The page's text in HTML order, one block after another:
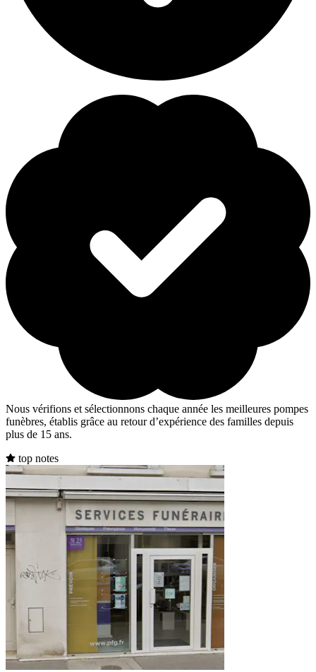
Nous vérifions et sélectionnons chaque année les meilleures pompes
funèbres, établis grâce au retour d’expérience des familles depuis
plus de 15 ans.
top notes